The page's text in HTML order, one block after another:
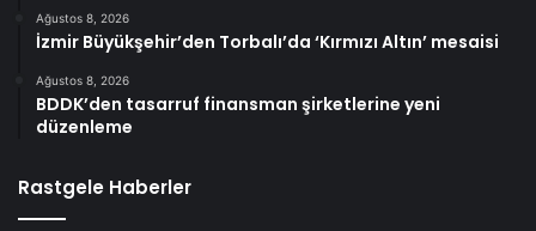
Ağustos 8, 2026
İzmir Büyükşehir’den Torbalı’da ‘Kırmızı Altın’ mesaisi
Ağustos 8, 2026
BDDK’den tasarruf finansman şirketlerine yeni
düzenleme
Rastgele Haberler